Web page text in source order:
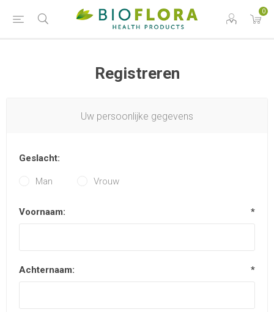
0
Registreren
Uw persoonlijke gegevens
Geslacht:
Man Vrouw
Voornaam: *
Achternaam: *